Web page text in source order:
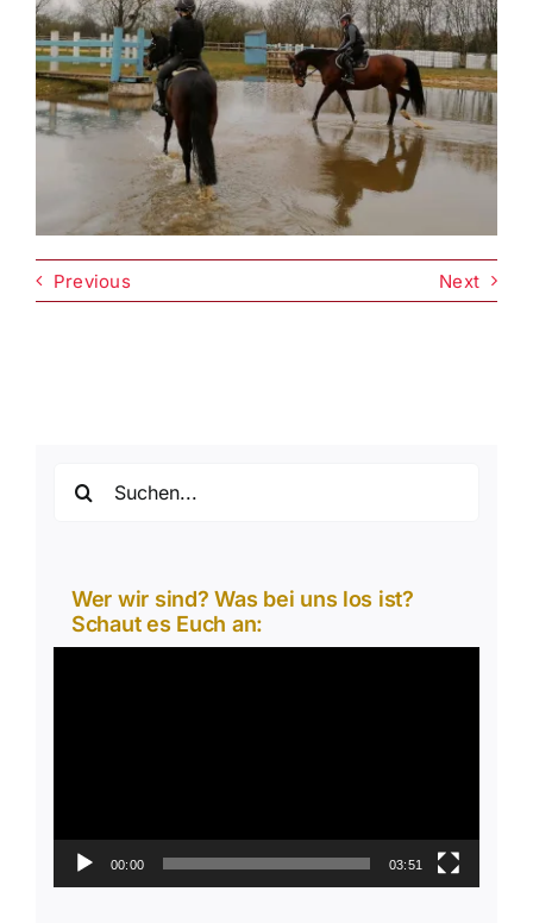
Previous Next
nach:
Wer wir sind? Was bei uns los ist?
Schaut es Euch an:
00:00 03:51